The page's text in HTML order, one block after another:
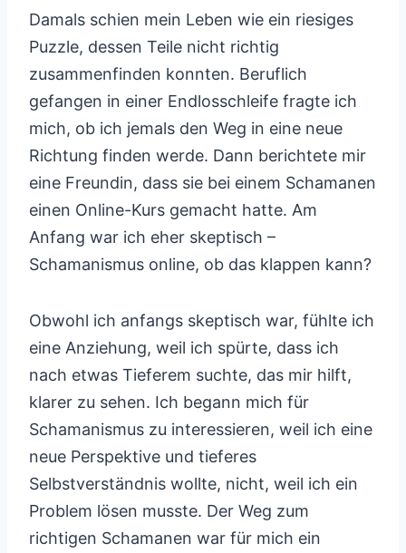
Damals schien mein Leben wie ein riesiges
Puzzle, dessen Teile nicht richtig
zusammenfinden konnten. Beruflich
gefangen in einer Endlosschleife fragte ich
mich, ob ich jemals den Weg in eine neue
Richtung finden werde. Dann berichtete mir
eine Freundin, dass sie bei einem Schamanen
einen Online-Kurs gemacht hatte. Am
Anfang war ich eher skeptisch –
Schamanismus online, ob das klappen kann?
Obwohl ich anfangs skeptisch war, fühlte ich
eine Anziehung, weil ich spürte, dass ich
nach etwas Tieferem suchte, das mir hilft,
klarer zu sehen. Ich begann mich für
Schamanismus zu interessieren, weil ich eine
neue Perspektive und tieferes
Selbstverständnis wollte, nicht, weil ich ein
Problem lösen musste. Der Weg zum
richtigen Schamanen war für mich ein